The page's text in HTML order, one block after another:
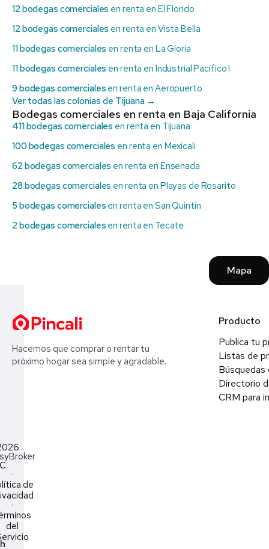
12 bodegas comerciales en renta en El Florido
12 bodegas comerciales en renta en Vista Bella
11 bodegas comerciales en renta en La Gloria
11 bodegas comerciales en renta en Industrial Pacífico I
9 bodegas comerciales en renta en Aeropuerto
Ver todas las colonias de Tijuana →
Bodegas comerciales en renta en Baja California
411 bodegas comerciales en renta en Tijuana
100 bodegas comerciales en renta en Mexicali
62 bodegas comerciales en renta en Ensenada
28 bodegas comerciales en renta en Playas de Rosarito
5 bodegas comerciales en renta en San Quintín
2 bodegas comerciales en renta en Tecate
Mapa
Hacemos que comprar o rentar tu
próximo hogar sea simple y agradable.
Producto
Publica tu
Listas de
Búsquedas
Directorio
CRM para
·
de
·
del